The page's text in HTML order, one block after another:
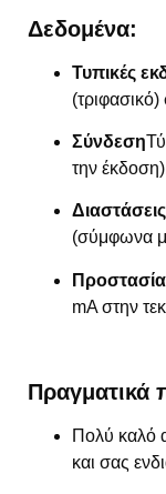
Δεδομένα:
Τυπικές
Σύνδεση
την
Διαστάσεις
(σύμφωνα
mA στην
Πραγματικά
Πολύ καλό
και σας